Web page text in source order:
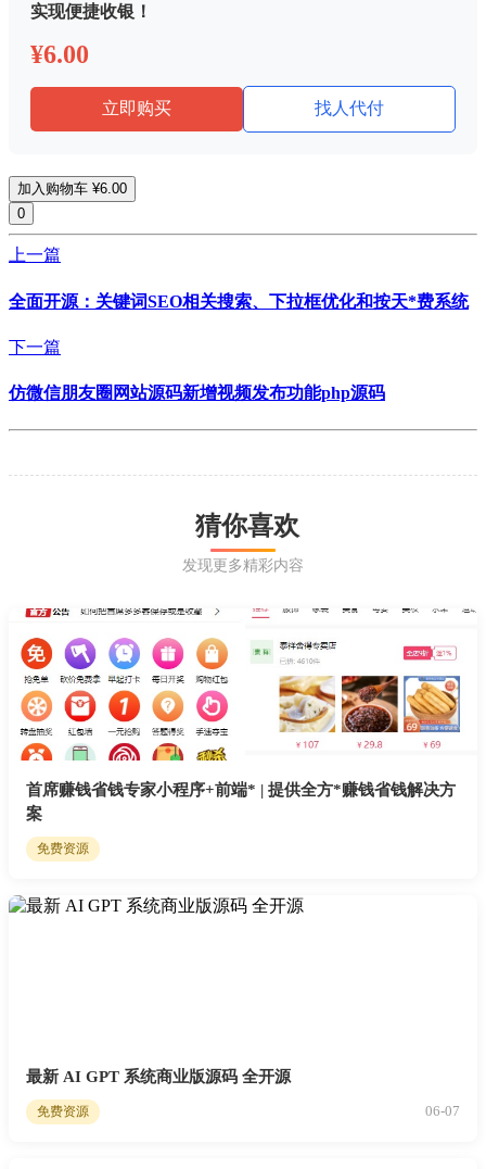
实现便捷收银！
¥6.00
立即购买 找人代付
加入购物车 ¥6.00
0
上一篇
全面开源：关键词SEO相关搜索、下拉框优化和按天*费系统
下一篇
仿微信朋友圈网站源码新增视频发布功能php源码
猜你喜欢
发现更多精彩内容
首席赚钱省钱专家小程序+前端* | 提供全方*赚钱省钱解决方
案
免费资源
最新 AI GPT 系统商业版源码 全开源
免费资源 06-07